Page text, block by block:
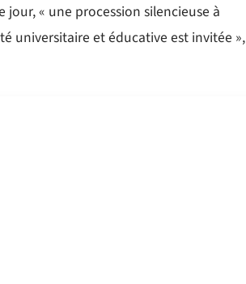
jour, « une procession silencieuse à
universitaire et éducative est invitée »,